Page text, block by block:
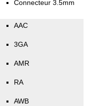
Connecteur 3.5mm
AAC
3GA
AMR
RA
AWB